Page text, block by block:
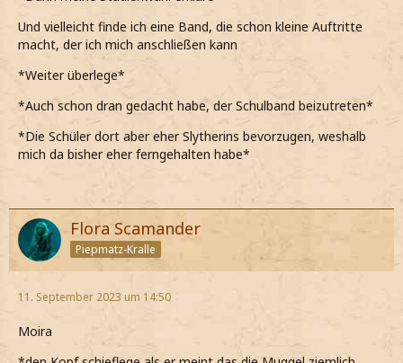
Und vielleicht finde ich eine Band, die schon kleine Auftritte
macht, der ich mich anschließen kann
*Weiter überlege*
*Auch schon dran gedacht habe, der Schulband beizutreten*
*Die Schüler dort aber eher Slytherins bevorzugen, weshalb
mich da bisher eher ferngehalten habe*
Flora Scamander
Piepmatz-Kralle
11. September 2023 um 14:50
Moira